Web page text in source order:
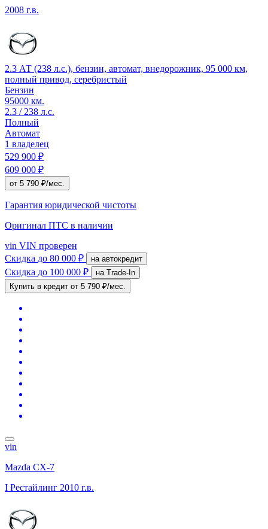
2008 г.в.
2.3 АТ (238 л.с.), бензин, автомат, внедорожник, 95 000 км,
полный привод, серебристый
Бензин
95000 км.
2.3 / 238 л.с.
Полный
Автомат
1 владелец
529 900 ₽
609 000 ₽
от 5 790 ₽/мес.
Гарантия юридической чистоты
Оригинал ПТС в наличии
vin VIN проверен
Скидка до 80 000 ₽ на автокредит
Скидка до 100 000 ₽
на Trade-In
Купить в кредит от 5 790 ₽/мес.
vin
Mazda CX-7
I Рестайлинг 2010 г.в.